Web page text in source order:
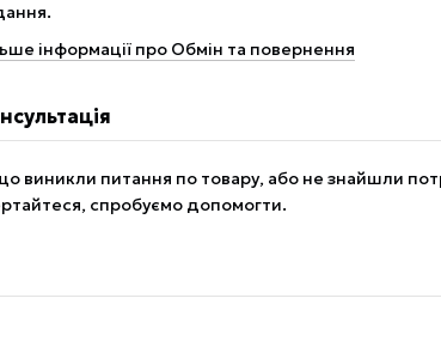
інформації про Обмін та повернення
виникли питання по товару, або не знайшли
спробуємо допомогти.